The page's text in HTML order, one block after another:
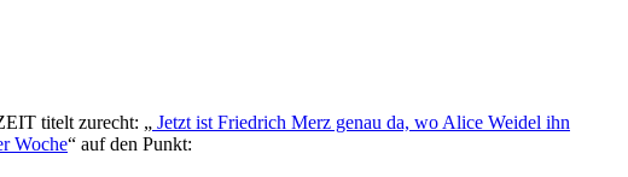
titelt zurecht: „ Jetzt ist Friedrich Merz genau da, wo Alice Weidel ihn
Woche“ auf den Punkt: